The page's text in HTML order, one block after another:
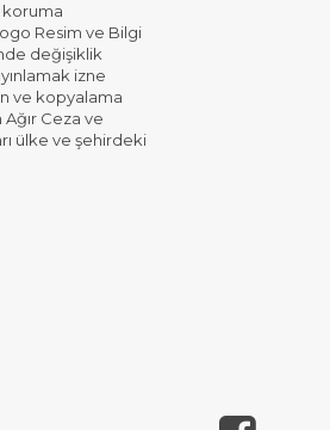
koruma
Resim ve Bilgi
değişiklik
izne
ve kopyalama
Ceza ve
ülke ve şehirdeki